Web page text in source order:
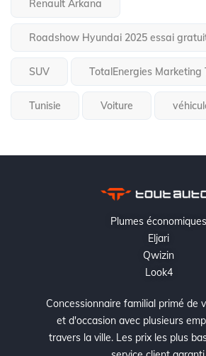
Renault Arkana
Roadshow Hyundai 2025 essai
SUV TotalEnergies Marketing
Tunisie Voiture
Plumes économiques
Eljari
Qwizin
Look4
Concessionnaire familial primé de
et d'occasion avec plusieurs
travers la ville. Les prix les plus